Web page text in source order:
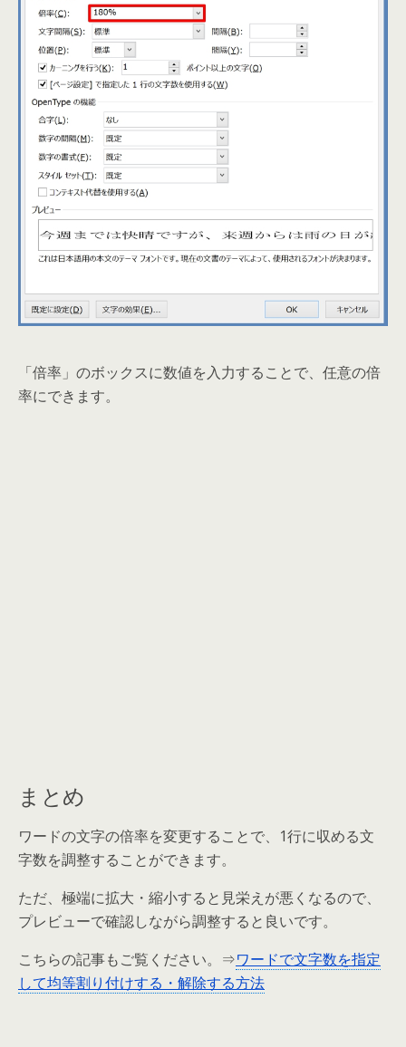
「倍率」のボックスに数値を入力することで、任意の倍
率にできます。
まとめ
ワードの文字の倍率を変更することで、1行に収める文
字数を調整することができます。
ただ、極端に拡大・縮小すると見栄えが悪くなるので、
プレビューで確認しながら調整すると良いです。
こちらの記事もご覧ください。⇒ワードで文字数を指定
して均等割り付けする・解除する方法